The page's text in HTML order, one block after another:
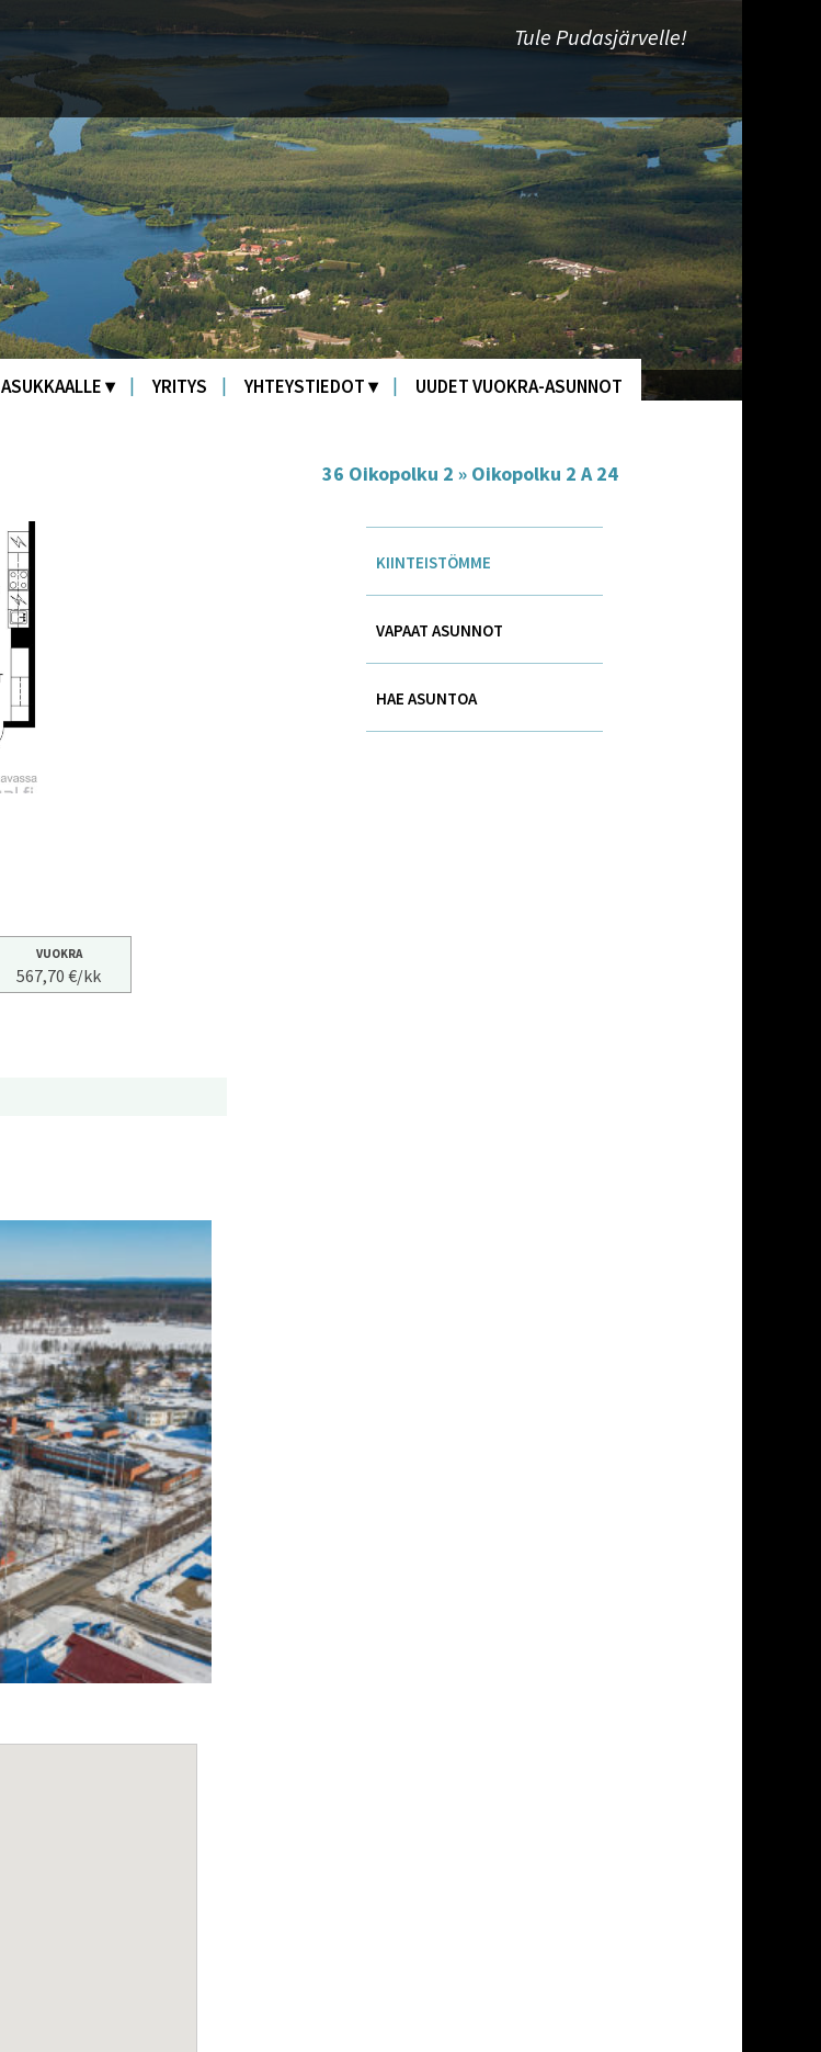
Tule Pudasjärvelle!
ASUKKAALLE YRITYS YHTEYSTIEDOT UUDET VUOKRA-ASUNNOT
VUOKRA
567,70 €/kk
36 Oikopolku 2 » Oikopolku 2 A 24
KIINTEISTÖMME
VAPAAT ASUNNOT
HAE ASUNTOA